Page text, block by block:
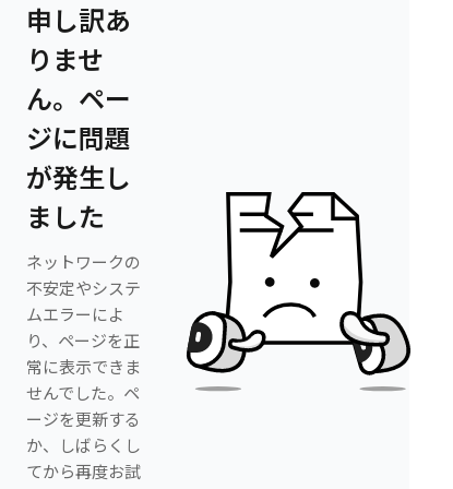
申し訳あ
りませ
ん。ペー
ジに問題
が発生し
ました
ネットワークの
不安定やシステ
ムエラーによ
り、ページを正
常に表示できま
せんでした。ペ
ージを更新する
か、しばらくし
てから再度お試